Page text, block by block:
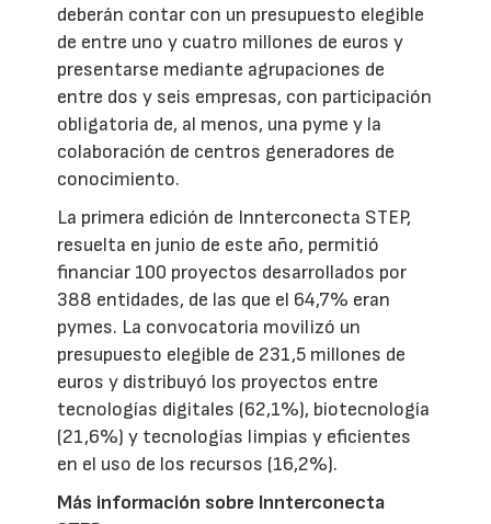
deberán contar con un presupuesto elegible
de entre uno y cuatro millones de euros y
presentarse mediante agrupaciones de
entre dos y seis empresas, con participación
obligatoria de, al menos, una pyme y la
colaboración de centros generadores de
conocimiento.
La primera edición de Innterconecta STEP,
resuelta en junio de este año, permitió
financiar 100 proyectos desarrollados por
388 entidades, de las que el 64,7% eran
pymes. La convocatoria movilizó un
presupuesto elegible de 231,5 millones de
euros y distribuyó los proyectos entre
tecnologías digitales (62,1%), biotecnología
(21,6%) y tecnologías limpias y eficientes
en el uso de los recursos (16,2%).
Más información sobre Innterconecta